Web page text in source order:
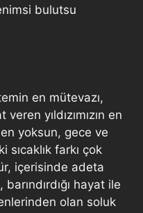
bulutsu
en mütevazı,
yıldızımızın en
yoksun, gece ve
sıcaklık farkı çok
içerisinde adeta
hayat ile
olan soluk